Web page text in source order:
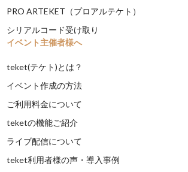
PRO ARTEKET（プロアルテケト）
シリアルコード受け取り
イベント主催者様へ
teket(テケト)とは？
イベント作成の方法
ご利用料金について
teketの機能ご紹介
ライブ配信について
teket利用者様の声・導入事例